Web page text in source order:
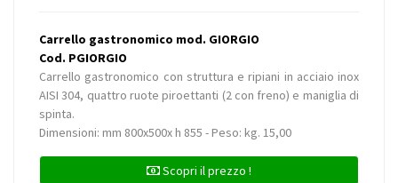
Carrello gastronomico mod. GIORGIO
Cod. PGIORGIO
Carrello gastronomico con struttura e ripiani in acciaio inox
AISI 304, quattro ruote piroettanti (2 con freno) e maniglia di
spinta.
Dimensioni: mm 800x500x h 855 - Peso: kg. 15,00
Scopri il prezzo !